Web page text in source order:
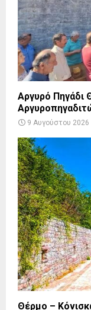
Αργυρό
9 Αυγούστου 2026
Θέρμο –